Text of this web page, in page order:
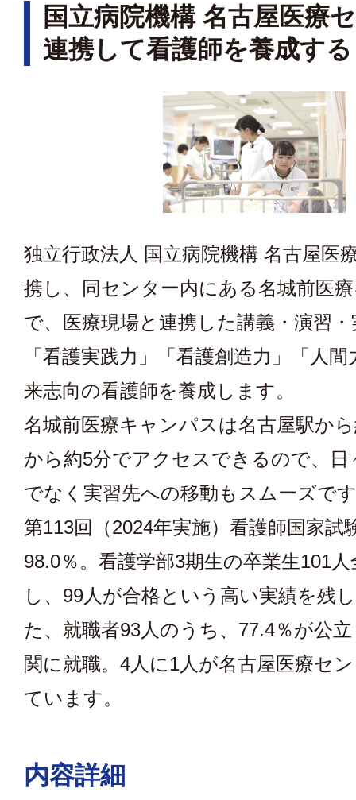
国立病院機構 名古屋医療
連携して看護師を養成する
独立行政法人 国立病院機構 名古屋医
携し、同センター内にある名城前医
で、医療現場と連携した講義・演習
「看護実践力」「看護創造力」「人
来志向の看護師を養成します。
名城前医療キャンパスは名古屋駅か
から約5分でアクセスできるので、日
でなく実習先への移動もスムーズで
第113回（2024年実施）看護師国家試
98.0％。看護学部3期生の卒業生101
し、99人が合格という高い実績を残
た、就職者93人のうち、77.4％が公
関に就職。4人に1人が名古屋医療セ
ています。
内容詳細